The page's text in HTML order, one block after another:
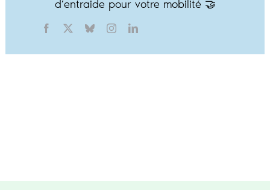
d’entraide pour votre mobilité 🤝